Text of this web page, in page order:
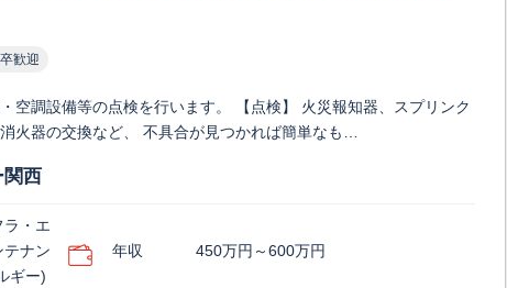
歓迎
空調設備等の点検を行います。 【点検】 火災報知器、スプリンク
火器の交換など、 不具合が⾒つかれば簡単なも…
関西
ラ・エ
テナン
ギー)
年収 450万円～600万円